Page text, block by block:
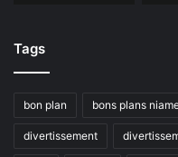
Tags
bon plan bons plans
divertissement